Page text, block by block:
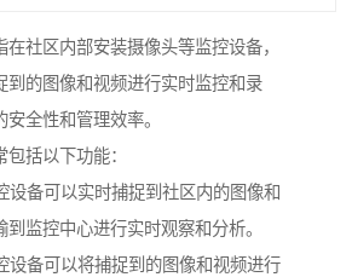
社区内部安装摄像头等监控设备，
到的图像和视频进行实时监控和录
全性和管理效率。
括以下功能：
设备可以实时捕捉到社区内的图像和
监控中心进行实时观察和分析。
设备可以将捕捉到的图像和视频进行